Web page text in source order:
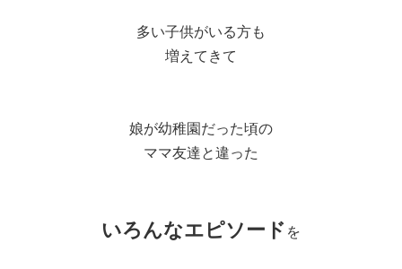
多い子供がいる方も
増えてきて
娘が幼稚園だった頃の
ママ友達と違った
いろんなエピソード を